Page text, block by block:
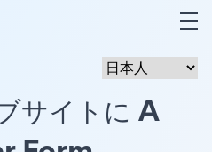
サイトに A